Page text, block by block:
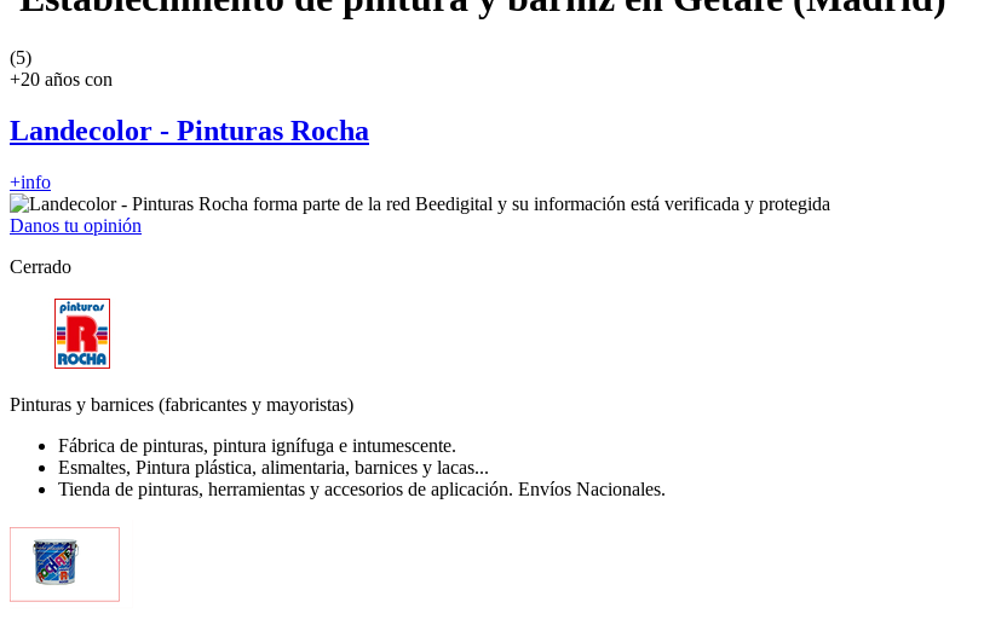
(5)
+20 años con
Landecolor - Pinturas Rocha
+info
Danos tu opinión
Cerrado
Pinturas y barnices (fabricantes y mayoristas)
Fábrica de pinturas, pintura ignífuga e intumescente.
Esmaltes, Pintura plástica, alimentaria, barnices y lacas...
Tienda de pinturas, herramientas y accesorios de aplicación. Envíos Nacionales.